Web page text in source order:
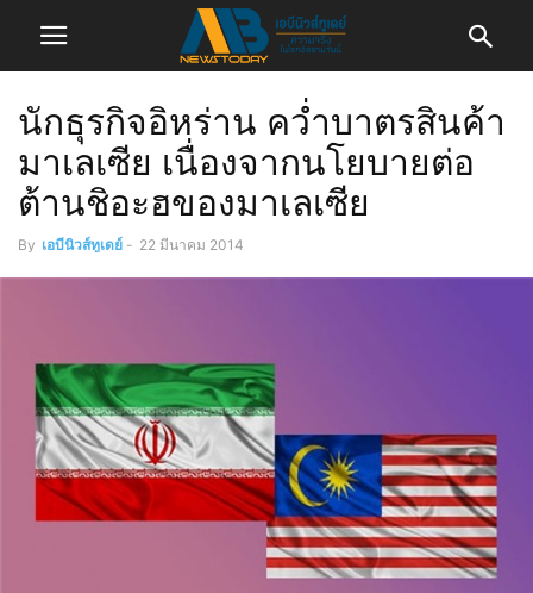
นักธุรกิจอิหร่าน คว่ำบาตรสินค้า
มาเลเซีย เนื่องจากนโยบายต่อ
ต้านชิอะฮของมาเลเซีย
By เอบีนิวส์ทูเดย์ - 22 มีนาคม 2014